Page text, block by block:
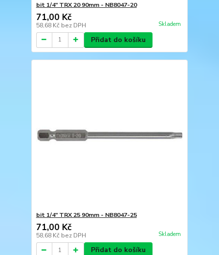
bit 1/4" TRX 20 90mm - NB8047-20
71,00 Kč
58,68 Kč bez DPH Skladem
Přidat do košíku
bit 1/4" TRX 25 90mm - NB8047-25
71,00 Kč
58,68 Kč bez DPH Skladem
Přidat do košíku